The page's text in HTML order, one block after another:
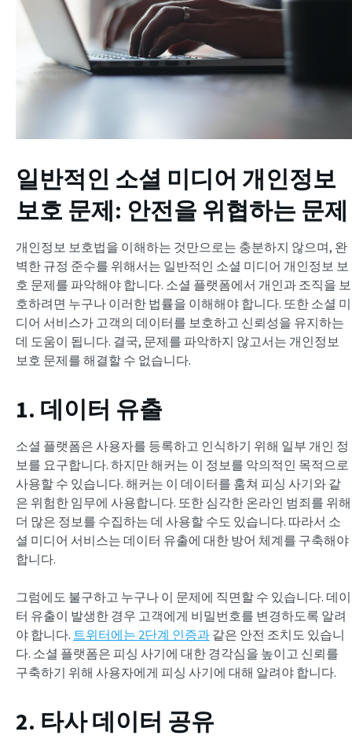
일반적인 소셜 미디어 개인정보
보호 문제: 안전을 위협하는 문제
개인정보 보호법을 이해하는 것만으로는 충분하지 않으며, 완
벽한 규정 준수를 위해서는 일반적인 소셜 미디어 개인정보 보
호 문제를 파악해야 합니다. 소셜 플랫폼에서 개인과 조직을 보
호하려면 누구나 이러한 법률을 이해해야 합니다. 또한 소셜 미
디어 서비스가 고객의 데이터를 보호하고 신뢰성을 유지하는
데 도움이 됩니다. 결국, 문제를 파악하지 않고서는 개인정보
보호 문제를 해결할 수 없습니다.
1. 데이터 유출
소셜 플랫폼은 사용자를 등록하고 인식하기 위해 일부 개인 정
보를 요구합니다. 하지만 해커는 이 정보를 악의적인 목적으로
사용할 수 있습니다. 해커는 이 데이터를 훔쳐 피싱 사기와 같
은 위험한 임무에 사용합니다. 또한 심각한 온라인 범죄를 위해
더 많은 정보를 수집하는 데 사용할 수도 있습니다. 따라서 소
셜 미디어 서비스는 데이터 유출에 대한 방어 체계를 구축해야
합니다.
그럼에도 불구하고 누구나 이 문제에 직면할 수 있습니다. 데이
터 유출이 발생한 경우 고객에게 비밀번호를 변경하도록 알려
야 합니다. 트위터에는 2단계 인증과 같은 안전 조치도 있습니
다. 소셜 플랫폼은 피싱 사기에 대한 경각심을 높이고 신뢰를
구축하기 위해 사용자에게 피싱 사기에 대해 알려야 합니다.
2. 타사 데이터 공유